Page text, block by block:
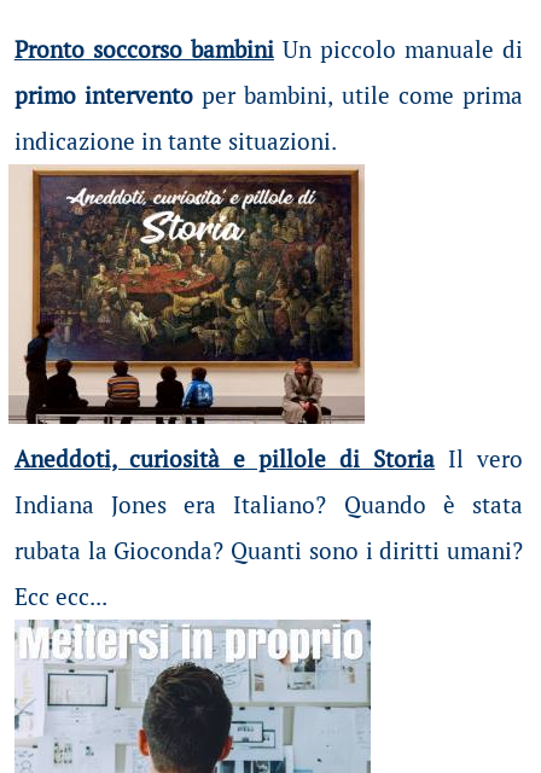
Pronto soccorso bambiniUn piccolo manuale di
primo interventoper bambini, utile come prima
indicazione in tante situazioni.
Aneddoti, curiosità e pillole di Storia Il vero
Indiana Jones era Italiano? Quando è stata
rubata la Gioconda? Quanti sono i diritti umani?
Ecc ecc...